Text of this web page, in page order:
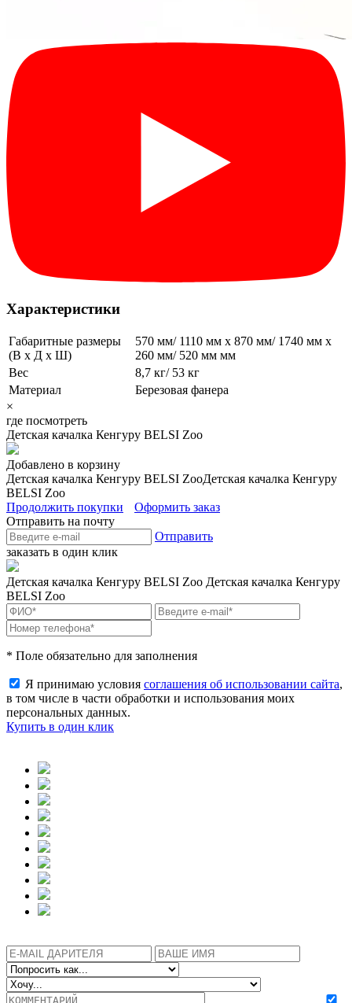
Характеристики
Габаритные размеры
(В х Д х Ш)
570 мм/ 1110 мм x 870 мм/ 1740 мм x
260 мм/ 520 мм мм
Вес
8,7 кг/ 53 кг
Материал
Березовая фанера
×
где посмотреть
Детская качалка Кенгуру BELSI Zoo
Добавлено в корзину
Детская качалка Кенгуру BELSI ZooДетская качалка Кенгуру
BELSI Zoo
Продолжить покупки
Оформить заказ
Отправить на почту
Отправить
заказать в один клик
Детская качалка Кенгуру BELSI Zoo Детская качалка Кенгуру
BELSI Zoo
* Поле обязательно для заполнения
Я принимаю условия соглашения об использовании сайта,
в том числе в части обработки и использования моих
персональных данных.
Купить в один клик